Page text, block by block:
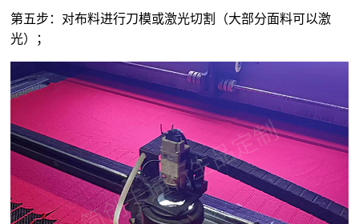
第五步：对布料进行刀模或激光切割（大部分面料可以激
光）；